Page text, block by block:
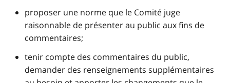
proposer une norme que le Comité juge
raisonnable de présenter au public aux fins de
commentaires;
tenir compte des commentaires du public,
demander des renseignements supplémentaires